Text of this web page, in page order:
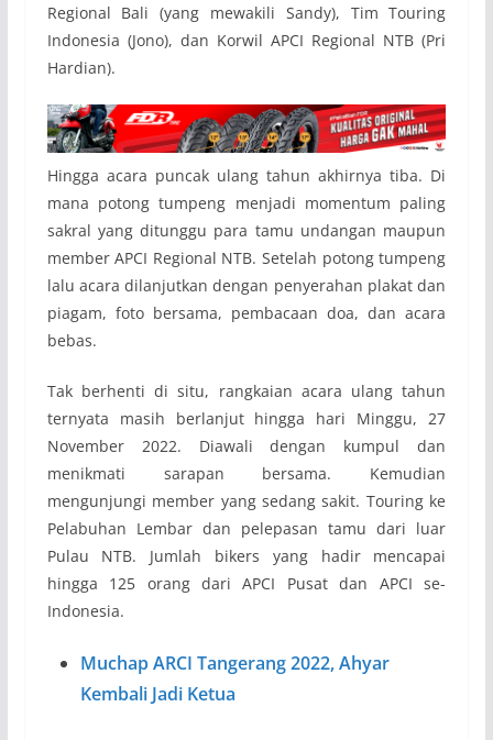
Regional Bali (yang mewakili Sandy), Tim Touring
Indonesia (Jono), dan Korwil APCI Regional NTB (Pri
Hardian).
Hingga acara puncak ulang tahun akhirnya tiba. Di
mana potong tumpeng menjadi momentum paling
sakral yang ditunggu para tamu undangan maupun
member APCI Regional NTB. Setelah potong tumpeng
lalu acara dilanjutkan dengan penyerahan plakat dan
piagam, foto bersama, pembacaan doa, dan acara
bebas.
Tak berhenti di situ, rangkaian acara ulang tahun
ternyata masih berlanjut hingga hari Minggu, 27
November 2022. Diawali dengan kumpul dan
menikmati sarapan bersama. Kemudian
mengunjungi member yang sedang sakit. Touring ke
Pelabuhan Lembar dan pelepasan tamu dari luar
Pulau NTB. Jumlah bikers yang hadir mencapai
hingga 125 orang dari APCI Pusat dan APCI se-
Indonesia.
Muchap ARCI Tangerang 2022, Ahyar
Kembali Jadi Ketua